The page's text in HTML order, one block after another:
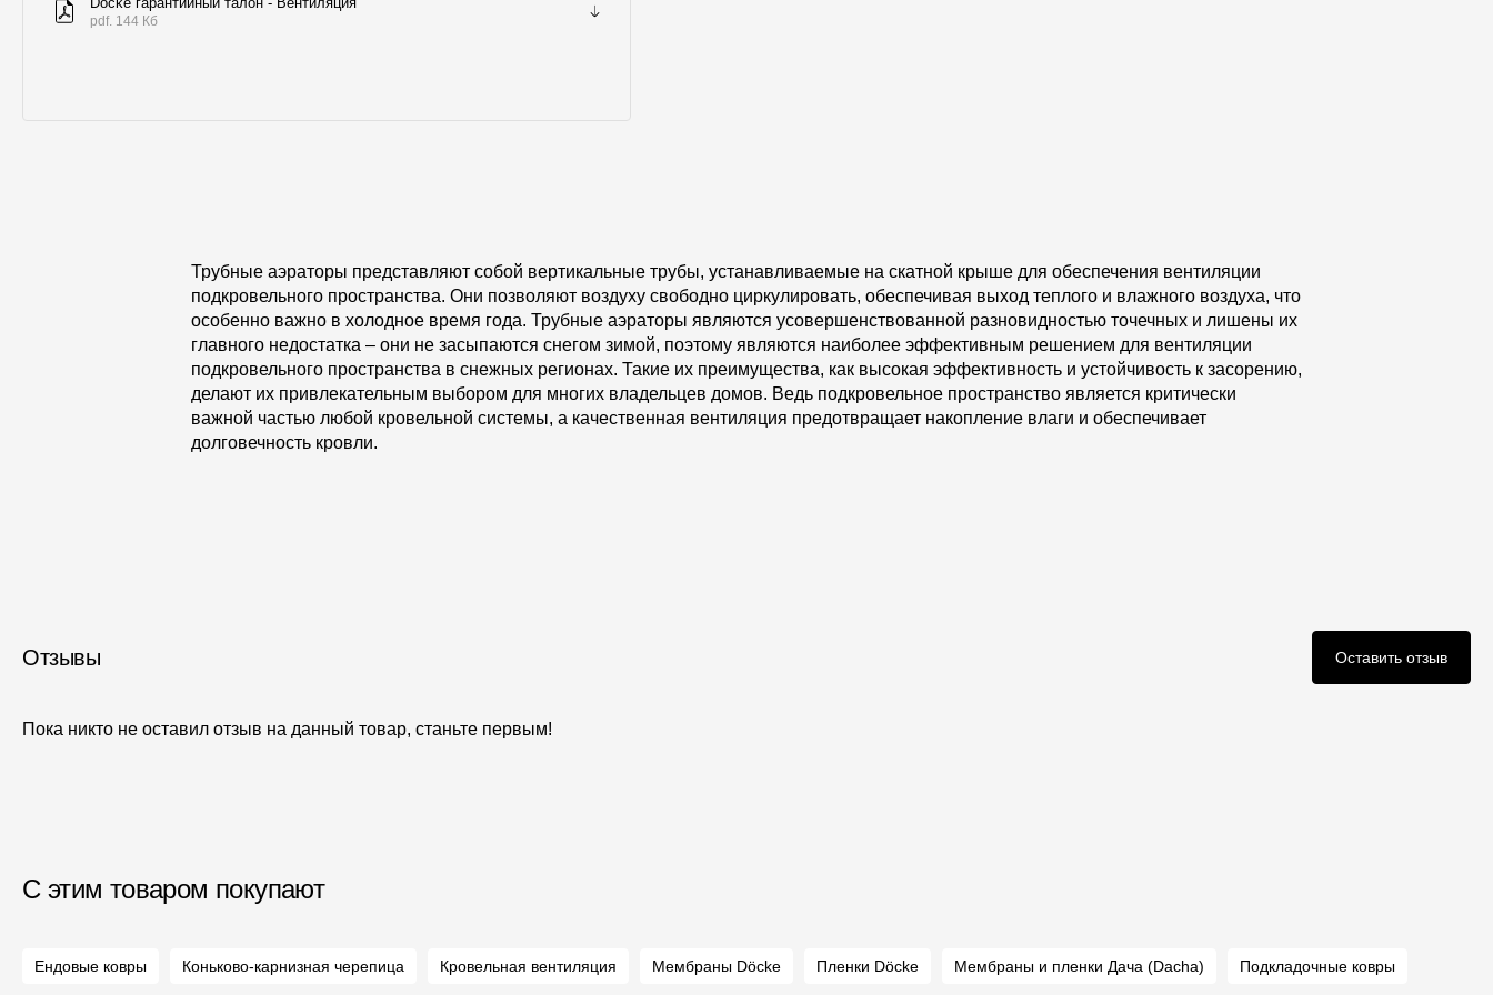
pdf. 144 Кб
Трубные аэраторы представляют собой вертикальные трубы, устанавливаемые на скатной крыше для обеспечения вентиляции
подкровельного пространства. Они позволяют воздуху свободно циркулировать, обеспечивая выход теплого и влажного воздуха, что
особенно важно в холодное время года. Трубные аэраторы являются усовершенствованной разновидностью точечных и лишены их
главного недостатка – они не засыпаются снегом зимой, поэтому являются наиболее эффективным решением для вентиляции
подкровельного пространства в снежных регионах. Такие их преимущества, как высокая эффективность и устойчивость к засорению,
делают их привлекательным выбором для многих владельцев домов. Ведь подкровельное пространство является критически
важной частью любой кровельной системы, а качественная вентиляция предотвращает накопление влаги и обеспечивает
долговечность кровли.
Отзывы Оставить отзыв
Пока никто не оставил отзыв на данный товар, станьте первым!
С этим товаром покупают
Ендовые ковры Коньково-карнизная черепица Кровельная вентиляция Мембраны Döcke Пленки Döcke Мембраны и пленки Дача (Dacha) Подкладочные ковры